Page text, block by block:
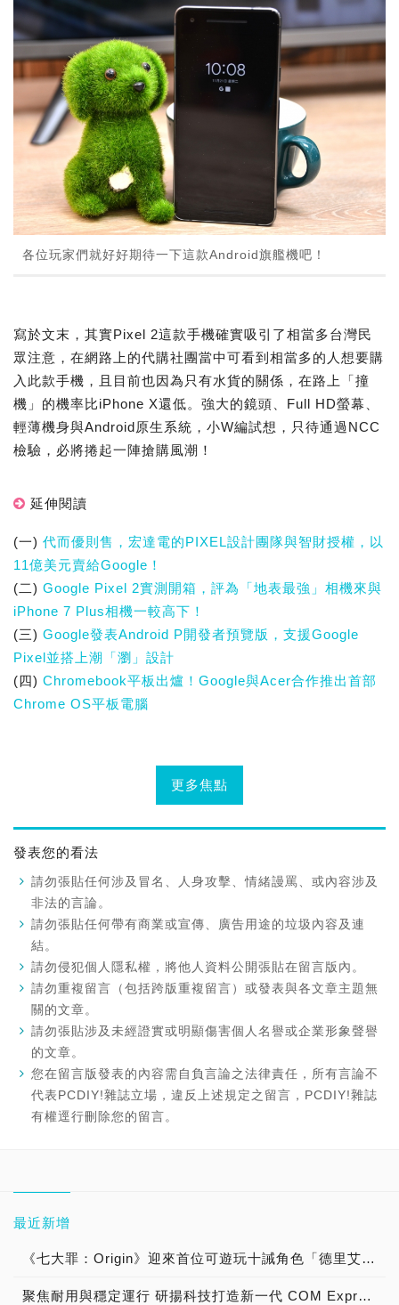
各位玩家們就好好期待一下這款Android旗艦機吧！
寫於文末，其實Pixel 2這款手機確實吸引了相當多台灣民
眾注意，在網路上的代購社團當中可看到相當多的人想要購
入此款手機，且目前也因為只有水貨的關係，在路上「撞
機」的機率比iPhone X還低。強大的鏡頭、Full HD螢幕、
輕薄機身與Android原生系統，小W編試想，只待通過NCC
檢驗，必將捲起一陣搶購風潮！
延伸閱讀
(一) 代而優則售，宏達電的PIXEL設計團隊與智財授權，以
11億美元賣給Google！
(二) Google Pixel 2實測開箱，評為「地表最強」相機來與
iPhone 7 Plus相機一較高下！
(三) Google發表Android P開發者預覽版，支援Google
Pixel並搭上潮「瀏」設計
(四) Chromebook平板出爐！Google與Acer合作推出首部
Chrome OS平板電腦
更多焦點
發表您的看法
請勿張貼任何涉及冒名、人身攻擊、情緒謾罵、或內容涉及
非法的言論。
請勿張貼任何帶有商業或宣傳、廣告用途的垃圾內容及連
結。
請勿侵犯個人隱私權，將他人資料公開張貼在留言版內。
請勿重複留言（包括跨版重複留言）或發表與各文章主題無
關的文章。
請勿張貼涉及未經證實或明顯傷害個人名譽或企業形象聲譽
的文章。
您在留言版發表的內容需自負言論之法律責任，所有言論不
代表PCDIY!雜誌立場，違反上述規定之留言，PCDIY!雜誌
有權逕行刪除您的留言。
最近新增
《七大罪：Origin》迎來首位可遊玩十誡角色「德里艾利」
聚焦耐用與穩定運行 研揚科技打造新一代 COM Express Type 6 模組